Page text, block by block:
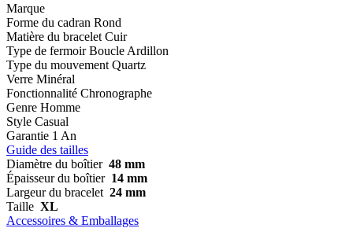
Marque
Forme du cadran Rond
Matière du bracelet Cuir
Type de fermoir Boucle Ardillon
Type du mouvement Quartz
Verre Minéral
Fonctionnalité Chronographe
Genre Homme
Style Casual
Garantie 1 An
Guide des tailles
Diamètre du boîtier 48 mm
Épaisseur du boîtier 14 mm
Largeur du bracelet 24 mm
Taille XL
Accessoires & Emballages